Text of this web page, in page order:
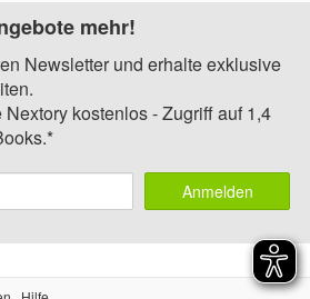
mehr!
Newsletter und erhalte exklusive
Nextory kostenlos - Zugriff auf 1,4
Anmelden